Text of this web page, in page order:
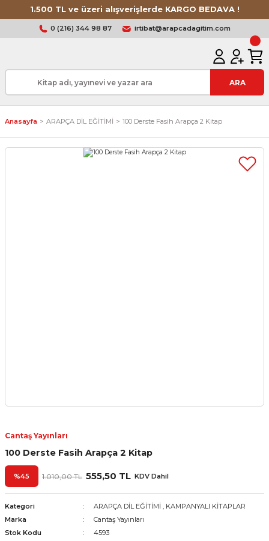
1.500 TL ve üzeri alışverişlerde KARGO BEDAVA !
0 (216) 344 98 87 irtibat@arapcadagitim.com
ARA
Anasayfa ARAPÇA DİL EĞİTİMİ 100 Derste Fasih Arapça 2 Kitap
Cantaş Yayınları
100 Derste Fasih Arapça 2 Kitap
%45 1.010,00 TL 555,50 TL KDV Dahil
Kategori ARAPÇA DİL EĞİTİMİ , KAMPANYALI KİTAPLAR
Marka
Cantaş Yayınları
Stok Kodu
4593